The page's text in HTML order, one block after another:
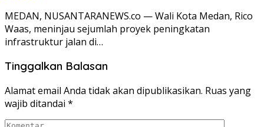
MEDAN, NUSANTARANEWS.co — Wali Kota Medan, Rico
Waas, meninjau sejumlah proyek peningkatan
infrastruktur jalan di…
Tinggalkan Balasan
Alamat email Anda tidak akan dipublikasikan. Ruas yang
wajib ditandai *